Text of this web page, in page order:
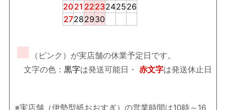
2021 2223242526
27282930
■
（ピンク）が実店舗の休業予定日です。
文字の色： 黒字は発送可能日・ 赤文字は発送休止日
※実店舗（伊勢型紙おおすぎ）の営業時間は10時～16